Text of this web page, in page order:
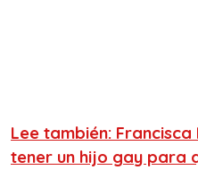
Lee también:
tener un hijo gay para